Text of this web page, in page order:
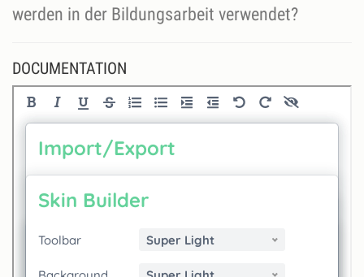
DOCUMENTATION